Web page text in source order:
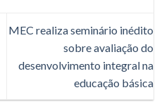
MEC realiza seminário inédito
sobre avaliação do
desenvolvimento integral na
educação básica